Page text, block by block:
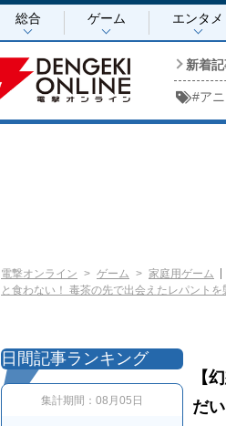
総合 ゲーム エンタメ
新着
#ア
電撃オンライン ゲーム 家庭用ゲーム
と食わない！ 毒茶の先で出会えたレパント
【
だ
日間記事ランキング
集計期間： 08月05日